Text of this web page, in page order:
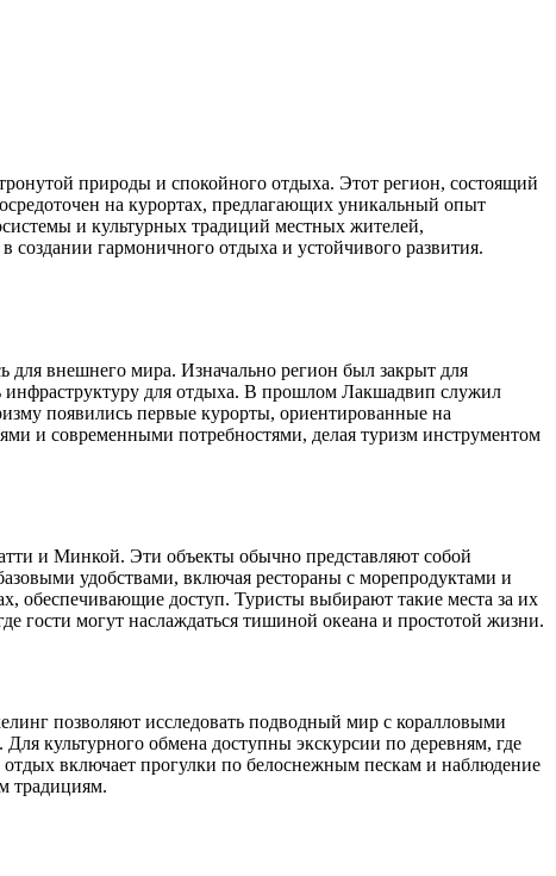
природы и спокойного отдыха. Этот регион, состоящий
на курортах, предлагающих уникальный опыт
и культурных традиций местных жителей,
гармоничного отдыха и устойчивого развития.
для внешнего мира. Изначально регион был закрыт для
инфраструктуру для отдыха. В прошлом Лакшадвип служил
появились первые курорты, ориентированные на
и современными потребностями, делая туризм инструментом
и Минкой. Эти объекты обычно представляют собой
удобствами, включая рестораны с морепродуктами и
обеспечивающие доступ. Туристы выбирают такие места за их
гости могут наслаждаться тишиной океана и простотой жизни.
позволяют исследовать подводный мир с коралловыми
культурного обмена доступны экскурсии по деревням, где
включает прогулки по белоснежным пескам и наблюдение
традициям.